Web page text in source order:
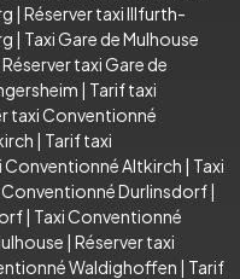
| Réserver taxi Illfurth-
| Taxi Gare de Mulhouse
Réserver taxi Gare de
| Tarif taxi
taxi Conventionné
| Tarif taxi
Conventionné Altkirch | Taxi
Conventionné Durlinsdorf|
| Taxi Conventionné
| Réserver taxi
Waldighoffen | Tarif